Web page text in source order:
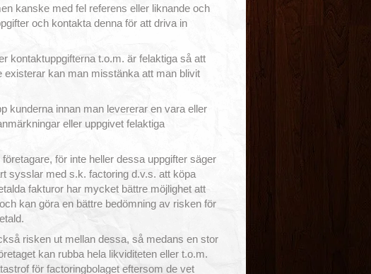
kanske med fel referens eller liknande och
och kontakta denna för att driva in
kontaktuppgifterna t.o.m. är felaktiga så att
existerar kan man misstänka att man blivit
kunderna innan man levererar en vara eller
eller uppgivet felaktiga
för inte heller dessa uppgifter säger
sysslar med s.k. factoring d.v.s. att köpa
fakturor har mycket bättre möjlighet att
kan göra en bättre bedömning av risken för
risken ut mellan dessa, så medans en stor
kan rubba hela likviditeten eller t.o.m.
för factoringbolaget eftersom de vet